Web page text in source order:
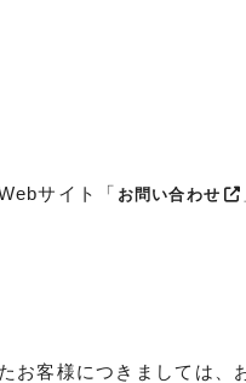
サイト「 お問い合わせ
客様につきましては